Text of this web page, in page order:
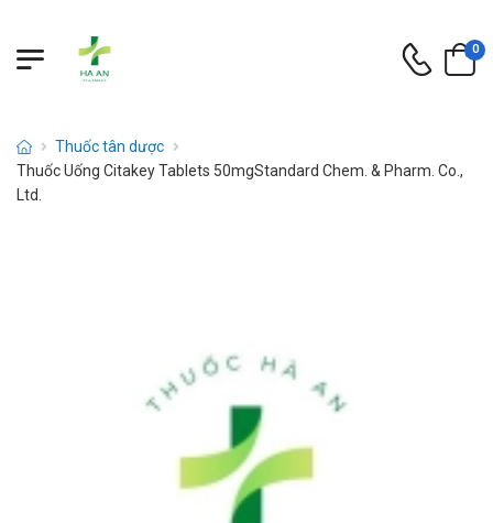
0
Thuốc tân dược
Thuốc Uống Citakey Tablets 50mgStandard Chem. & Pharm. Co.,
Ltd.